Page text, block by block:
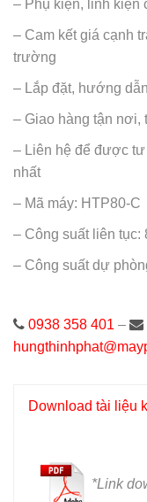
– Phụ kiện, linh kiện
– Cam kết giá cạnh
trường
– Lắp đặt, hướng
– Giao hàng tận nơi,
– Liên hệ để được
nhất
– Mã máy: HTP80-C
– Công suất liên tục:
– Công suất dự
0938 358 401 –
Download tài liệu
*Link